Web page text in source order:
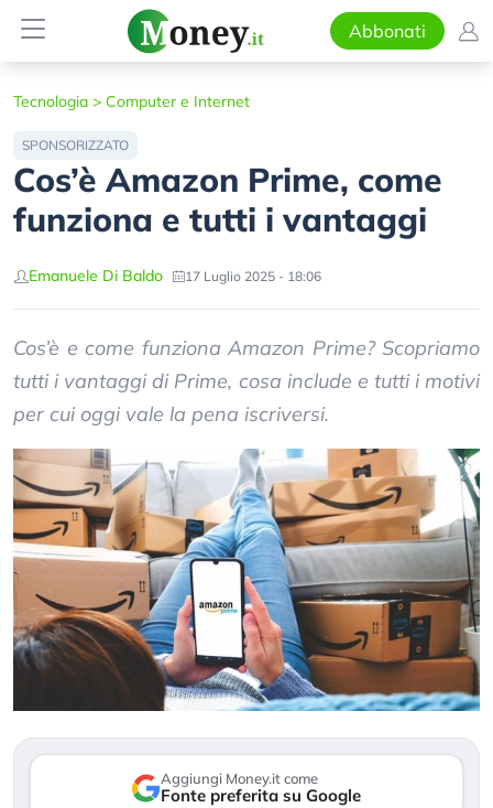
Abbonati
Tecnologia > Computer e Internet
SPONSORIZZATO
Cos’è Amazon Prime, come
funziona e tutti i vantaggi
Emanuele Di Baldo 17 Luglio 2025 - 18:06
Cos’è e come funziona Amazon Prime? Scopriamo
tutti i vantaggi di Prime, cosa include e tutti i motivi
per cui oggi vale la pena iscriversi.
Aggiungi Money.it come
Fonte preferita su Google